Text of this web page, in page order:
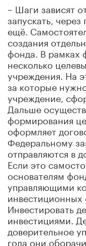
– Шаги зависят
запускать,
ещё.
создания
фонда. В рамках
несколько
учреждения. На
за которые
учреждение,
Дальше
формирования
оформляет
Федеральному
отправляются в
Если это
основателям
управляющими
инвестиционных
Инвестировать
инвестициями.
доверительное
года они